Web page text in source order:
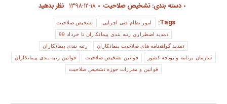
دسته بندی:تشخیص صلاحیت ۱۳۹۸-۱۲-۱۸ نظر بدهید
Tags:
امور نظام فنی اجرایی تشخیص صلاحیت
تمدید اضطراری رتبه بندی پیمانکاران تا خرداد 99
تمدید گواهینامه های صلاحیت پیمانکاران رتبه بندی پیمانکاران
سازمان برنامه و بودجه کشور قوانین تشخیص صلاحیت قوانین رتبه بندی پیمانکاران
قوانین و مقررات حوزه تشخیص صلاحیت